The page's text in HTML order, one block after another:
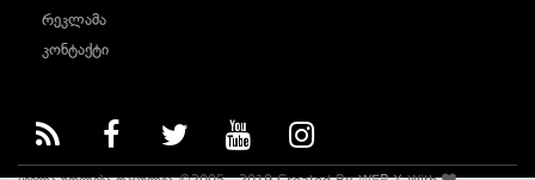
რეკლამა
კონტაქტი